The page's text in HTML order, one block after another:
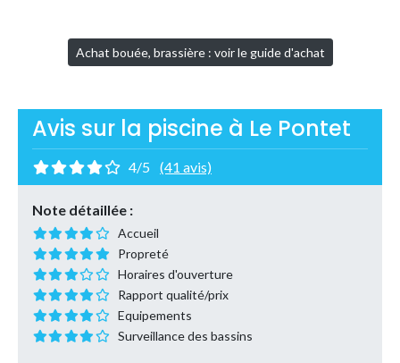
Achat bouée, brassière : voir le guide d'achat
Avis sur la piscine à Le Pontet
4/5 (41 avis)
Note détaillée :
Accueil
Propreté
Horaires d'ouverture
Rapport qualité/prix
Equipements
Surveillance des bassins